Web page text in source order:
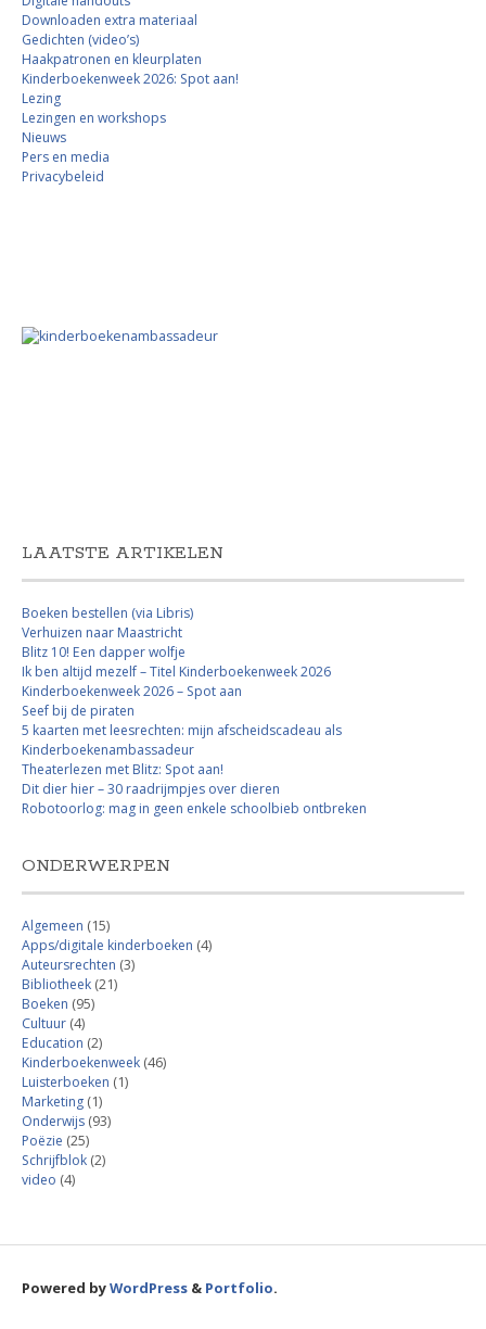
Downloaden extra materiaal
Gedichten (video’s)
Haakpatronen en kleurplaten
Kinderboekenweek 2026: Spot aan!
Lezing
Lezingen en workshops
Nieuws
Pers en media
Privacybeleid
LAATSTE ARTIKELEN
Boeken bestellen (via Libris)
Verhuizen naar Maastricht
Blitz 10! Een dapper wolfje
Ik ben altijd mezelf – Titel Kinderboekenweek 2026
Kinderboekenweek 2026 – Spot aan
Seef bij de piraten
5 kaarten met leesrechten: mijn afscheidscadeau als
Kinderboekenambassadeur
Theaterlezen met Blitz: Spot aan!
Dit dier hier – 30 raadrijmpjes over dieren
Robotoorlog: mag in geen enkele schoolbieb ontbreken
ONDERWERPEN
Algemeen (15)
Apps/digitale kinderboeken (4)
Auteursrechten (3)
Bibliotheek (21)
Boeken (95)
Cultuur (4)
Education (2)
Kinderboekenweek (46)
Luisterboeken (1)
Marketing (1)
Onderwijs (93)
Poëzie (25)
Schrijfblok (2)
video (4)
Powered byWordPress & Portfolio.